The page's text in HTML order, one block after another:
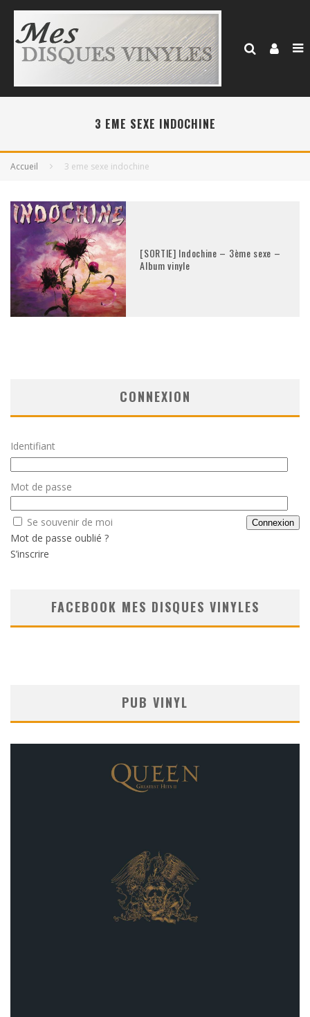
3 EME SEXE INDOCHINE
Accueil 3 eme sexe indochine
[SORTIE] Indochine – 3ème sexe –
Album vinyle
CONNEXION
Identifiant
Mot de passe
Se souvenir de moi
Mot de passe oublié ?
S’inscrire
FACEBOOK MES DISQUES VINYLES
PUB VINYL